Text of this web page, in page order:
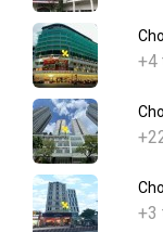
+4
+3